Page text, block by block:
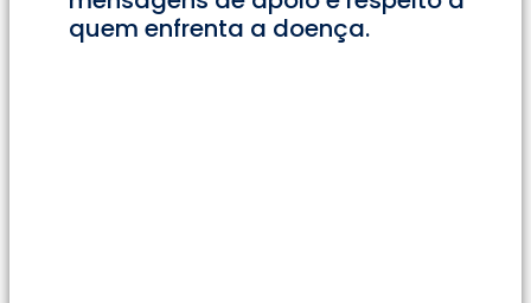
quem enfrenta a doença.